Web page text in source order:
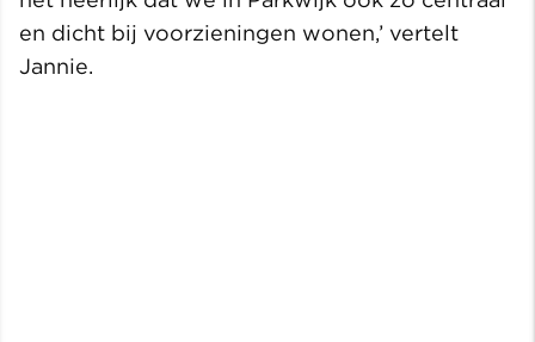
en dicht bij voorzieningen wonen,’ vertelt
Jannie.